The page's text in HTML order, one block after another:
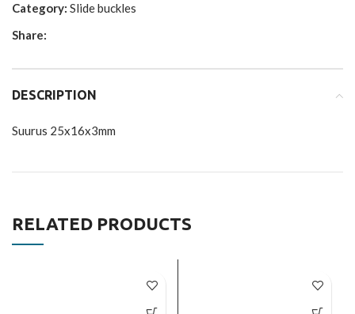
Category: Slide buckles
Share:
DESCRIPTION
Suurus 25x16x3mm
RELATED PRODUCTS